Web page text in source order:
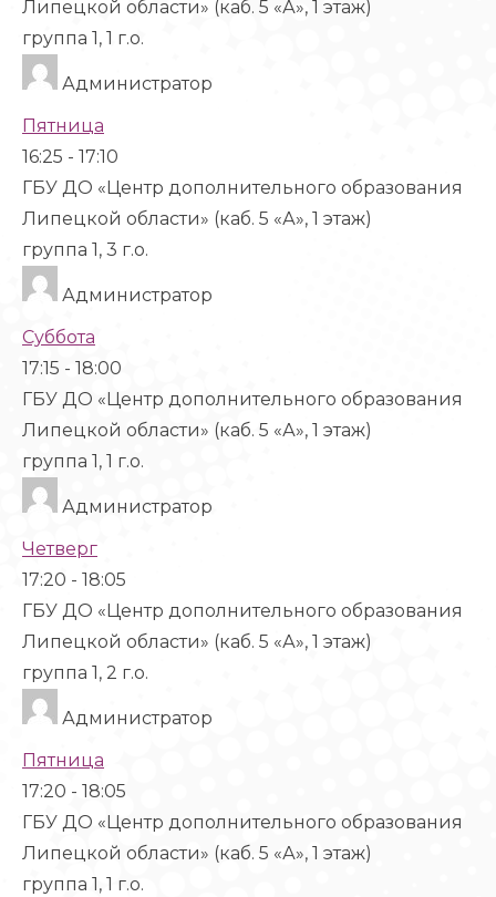
Липецкой области» (каб. 5 «А», 1 этаж)
группа 1, 1 г.о.
Администратор
Пятница
16:25 - 17:10
ГБУ ДО «Центр дополнительного образования
Липецкой области» (каб. 5 «А», 1 этаж)
группа 1, 3 г.о.
Администратор
Суббота
17:15 - 18:00
ГБУ ДО «Центр дополнительного образования
Липецкой области» (каб. 5 «А», 1 этаж)
группа 1, 1 г.о.
Администратор
Четверг
17:20 - 18:05
ГБУ ДО «Центр дополнительного образования
Липецкой области» (каб. 5 «А», 1 этаж)
группа 1, 2 г.о.
Администратор
Пятница
17:20 - 18:05
ГБУ ДО «Центр дополнительного образования
Липецкой области» (каб. 5 «А», 1 этаж)
группа 1, 1 г.о.